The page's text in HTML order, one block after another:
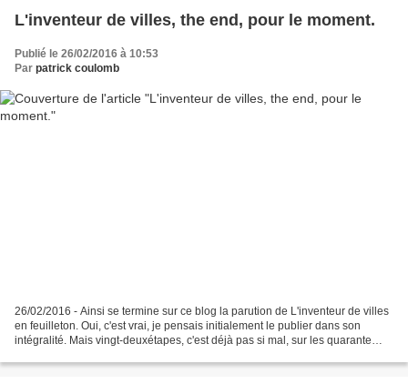
L'inventeur de villes, the end, pour le moment.
Publié le 26/02/2016 à 10:53
Par patrick coulomb
26/02/2016 - Ainsi se termine sur ce blog la parution de L'inventeur de villes
en feuilleton. Oui, c'est vrai, je pensais initialement le publier dans son
intégralité. Mais vingt-deuxétapes, c'est déjà pas si mal, sur les quarante